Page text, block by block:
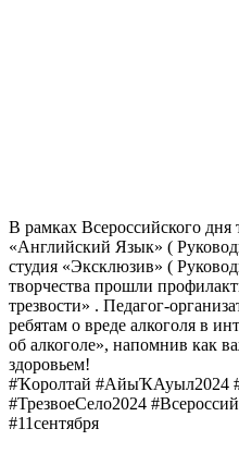
В рамках Всероссийского дня
«Английский Язык» (
студия «Эксклюзив» (
творчества прошли
трезвости» . Педагог-
ребятам о вреде алкоголя в
об алкоголе», напомнив как
здоровьем!
#Ҡоролтай #АйыҠАуыл2024
#ТрезвоеСело2024
#11сентября